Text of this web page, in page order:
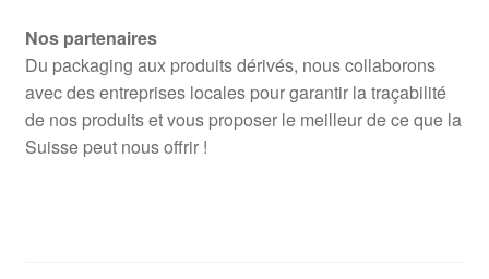
Nos partenaires
Du packaging aux produits dérivés, nous collaborons
avec des entreprises locales pour garantir la traçabilité
de nos produits et vous proposer le meilleur de ce que la
Suisse peut nous offrir !